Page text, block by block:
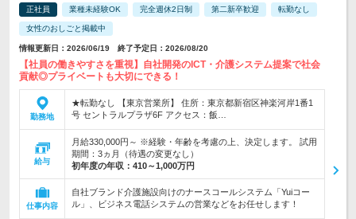
正社員 業種未経験OK 完全週休2日制 第二新卒歓迎 転勤なし
女性のおしごと掲載中
情報更新日：2026/06/19 終了予定日：2026/08/20
【社員の働きやすさを重視】自社開発のICT・介護システム提案で社会
貢献◎プライベートも大切にできる！
勤務地
★転勤なし 【東京営業所】 住所：東京都新宿区神楽河岸1番1
号 セントラルプラザ6F アクセス：飯…
給与
月給330,000円～ ※経験・年齢を考慮の上、決定します。 試用
期間：3ヵ月（待遇の変更なし）
初年度の年収： 410～1,000万円
仕事内容
自社ブランド介護施設向けのナースコールシステム「Yuiコー
ル」、ビジネス電話システムの営業などをお任せします！